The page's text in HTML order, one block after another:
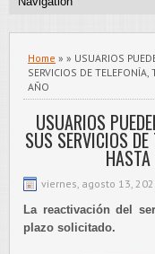
Home » » USUARIOS
SERVICIOS DE
AÑO
USUARIOS
SUS SERVICIOS
viernes, agosto 13,
La reactivación del
plazo solicitado.